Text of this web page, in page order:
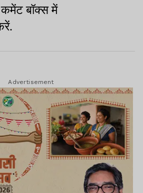
कमेंट बॉक्स में
Advertisement